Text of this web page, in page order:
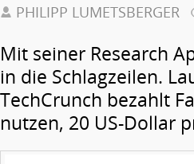
PHILIPP LUMETSBERGER
Mit seiner Research
in die Schlagzeilen.
TechCrunch bezahlt
nutzen, 20 US-Dollar